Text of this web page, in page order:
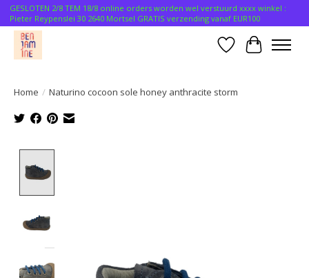
GESLOTEN 2/8 TEM 18/8 online orders worden wel verstuurd xxxx winkel :
Pieter Reypenslei 30 2640 Mortsel GRATIS verzending vanaf EUR100
Verlanglijst
Home / Naturino cocoon sole honey anthracite storm